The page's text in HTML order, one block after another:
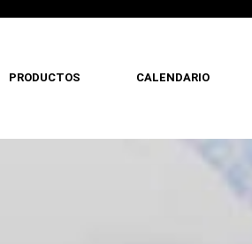
PRODUCTOS CALENDARIO